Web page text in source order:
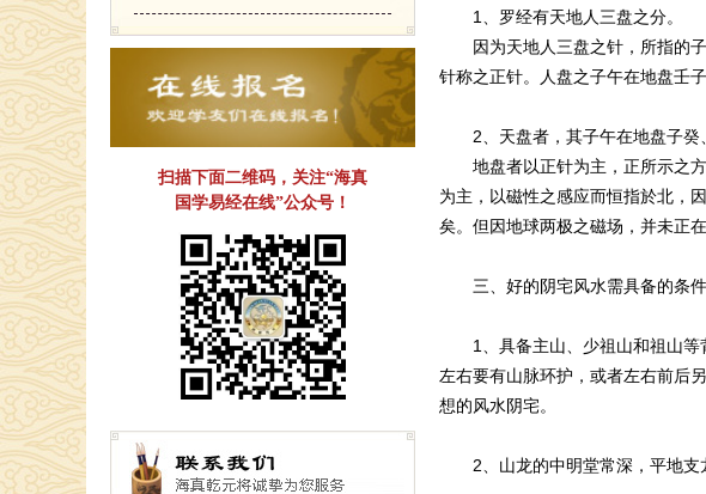
扫描下面二维码，关注“海真
国学易经在线”公众号！
1、罗经有天地人三盘之分。
因为天地人三盘之针，所指的子
针称之正针。人盘之子午在地盘壬
2、天盘者，其子午在地盘子癸、
地盘者以正针为主，正所示之方
为主，以磁性之感应而恒指於北，
矣。但因地球两极之磁场，并未正
三、好的阴宅风水需具备的条件
1、具备主山、少祖山和祖山等背
左右要有山脉环护，或者左右前后
想的风水阴宅。
2、山龙的中明堂常深，平地支